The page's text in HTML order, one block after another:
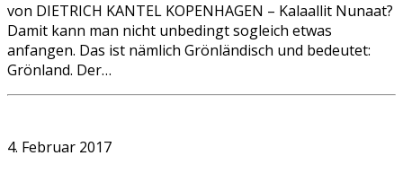
von DIETRICH KANTEL KOPENHAGEN – Kalaallit Nunaat?
Damit kann man nicht unbedingt sogleich etwas
anfangen. Das ist nämlich Grönländisch und bedeutet:
Grönland. Der…
4. Februar 2017